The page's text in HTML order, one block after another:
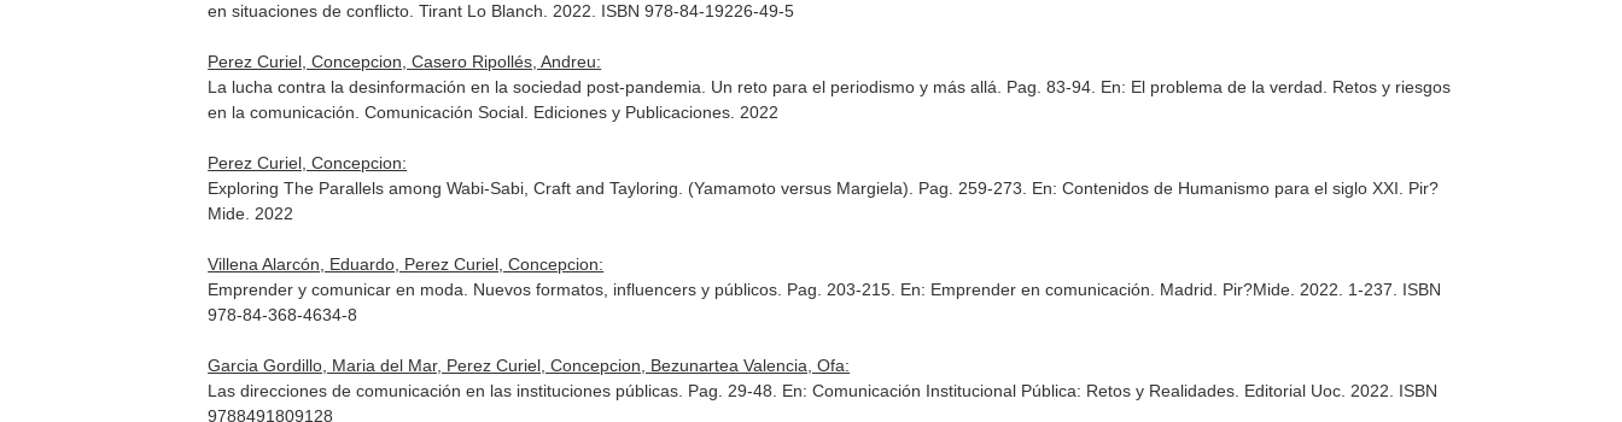
en situaciones de conflicto . Tirant Lo Blanch. 2022. ISBN 978-84-19226-49-5
Perez Curiel, Concepcion, Casero Ripollés, Andreu:
La lucha contra la desinformación en la sociedad post-pandemia. Un reto para el periodismo y más allá. Pag. 83-94. En: El problema de la verdad. Retos y riesgos
en la comunicación . Comunicación Social. Ediciones y Publicaciones. 2022
Perez Curiel, Concepcion:
Exploring The Parallels among Wabi-Sabi, Craft and Tayloring. (Yamamoto versus Margiela). Pag. 259-273. En: Contenidos de Humanismo para el siglo XXI . Pir?
Mide. 2022
Villena Alarcón, Eduardo, Perez Curiel, Concepcion:
Emprender y comunicar en moda. Nuevos formatos, influencers y públicos. Pag. 203-215. En: Emprender en comunicación . Madrid. Pir?Mide. 2022. 1-237. ISBN
978-84-368-4634-8
Garcia Gordillo, Maria del Mar, Perez Curiel, Concepcion, Bezunartea Valencia, Ofa:
Las direcciones de comunicación en las instituciones públicas. Pag. 29-48. En: Comunicación Institucional Pública: Retos y Realidades . Editorial Uoc. 2022. ISBN
9788491809128